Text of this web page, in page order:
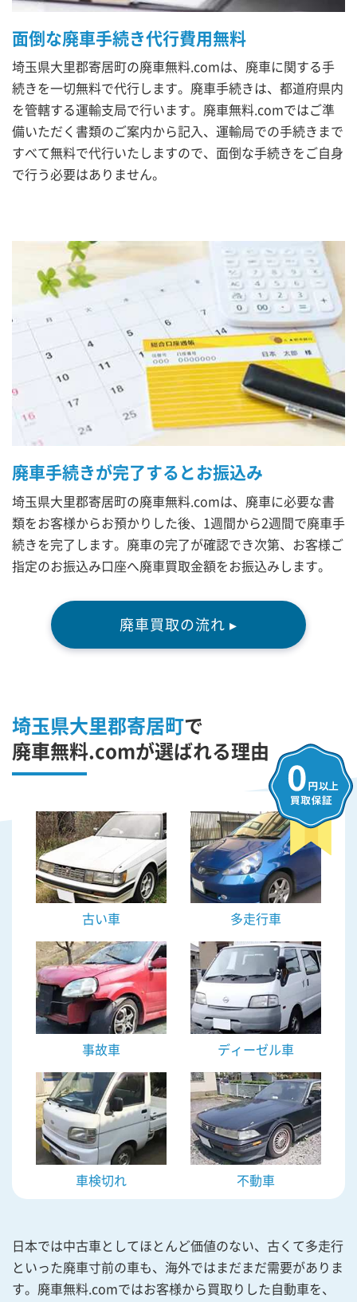
面倒な廃車手続き代行費用無料
埼玉県大里郡寄居町の廃車無料.comは、廃車に関する手
続きを一切無料で代行します。廃車手続きは、都道府県内
を管轄する運輸支局で行います。廃車無料.comではご準
備いただく書類のご案内から記入、運輸局での手続きまで
すべて無料で代行いたしますので、面倒な手続きをご自身
で行う必要はありません。
廃車手続きが完了するとお振込み
埼玉県大里郡寄居町の廃車無料.comは、廃車に必要な書
類をお客様からお預かりした後、1週間から2週間で廃車手
続きを完了します。廃車の完了が確認でき次第、お客様ご
指定のお振込み口座へ廃車買取金額をお振込みします。
廃車買取の流れ ▸
埼玉県大里郡寄居町で
廃車無料.comが選ばれる理由
古い車 多走行車
事故車 ディーゼル車
車検切れ 不動車
日本では中古車としてほとんど価値のない、古くて多走行
といった廃車寸前の車も、海外ではまだまだ需要がありま
す。廃車無料.comではお客様から買取りした自動車を、